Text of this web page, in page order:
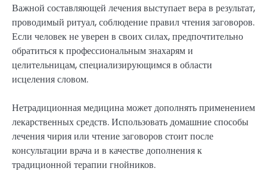
Важной составляющей лечения выступает вера в результат,
проводимый ритуал, соблюдение правил чтения заговоров.
Если человек не уверен в своих силах, предпочтительно
обратиться к профессиональным знахарям и
целительницам, специализирующимся в области
исцеления словом.
Нетрадиционная медицина может дополнять применением
лекарственных средств. Использовать домашние способы
лечения чирия или чтение заговоров стоит после
консультации врача и в качестве дополнения к
традиционной терапии гнойников.